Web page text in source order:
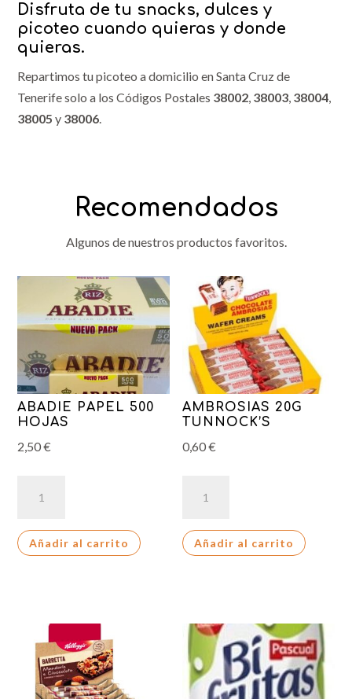
Disfruta de tu snacks, dulces y
picoteo cuando quieras y donde
quieras.
Repartimos tu picoteo a domicilio en Santa Cruz de
Tenerife solo a los Códigos Postales 38002, 38003, 38004,
38005 y 38006.
Recomendados
Algunos de nuestros productos favoritos.
ABADIE PAPEL 500
HOJAS
2,50€
PAPEL
HOJAS
Añadir al carrito
AMBROSIAS 20G
TUNNOCK’S
0,60€
20G
cantidad
Añadir al carrito